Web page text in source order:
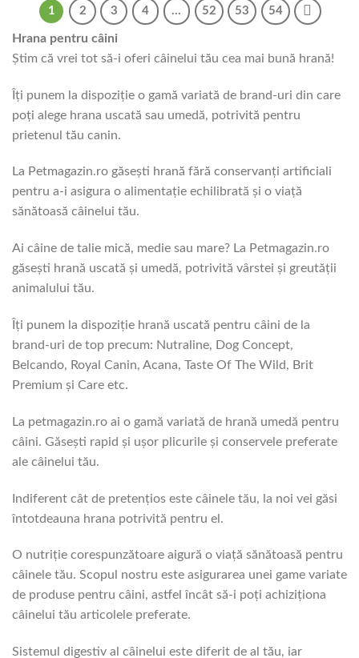
1 2 3 4 … 52 53 54
Hrana pentru câini
Știm că vrei tot să-i oferi câinelui tău cea mai bună hrană!
Îți punem la dispoziție o gamă variată de brand-uri din care
poți alege hrana uscată sau umedă, potrivită pentru
prietenul tău canin.
La Petmagazin.ro găsești hrană fără conservanți artificiali
pentru a-i asigura o alimentație echilibrată și o viață
sănătoasă câinelui tău.
Ai câine de talie mică, medie sau mare? La Petmagazin.ro
găsești hrană uscată și umedă, potrivită vârstei și greutății
animalului tău.
Îți punem la dispoziție hrană uscată pentru câini de la
brand-uri de top precum: Nutraline, Dog Concept,
Belcando, Royal Canin, Acana, Taste Of The Wild, Brit
Premium și Care etc.
La petmagazin.ro ai o gamă variată de hrană umedă pentru
câini. Găsești rapid și ușor plicurile și conservele preferate
ale câinelui tău.
Indiferent cât de pretențios este câinele tău, la noi vei găsi
întotdeauna hrana potrivită pentru el.
O nutriție corespunzătoare aigură o viață sănătoasă pentru
câinele tău. Scopul nostru este asigurarea unei game variate
de produse pentru câini, astfel încât să-i poți achiziționa
câinelui tău articolele preferate.
Sistemul digestiv al câinelui este diferit de al tău, iar